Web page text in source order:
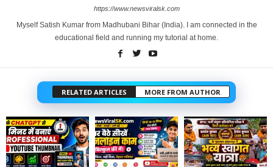
https://www.newsviralsk.com
Myself Satish Kumar from Madhubani Bihar (India). I am connected in the
educational field and running my tutorial at home.
RELATED ARTICLES MORE FROM AUTHOR